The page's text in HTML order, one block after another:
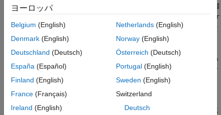
テキストを
の値の書
式を設定します。formatSpecが string 配列の場合、出力配列str
も string 配列となります。それ以外の場合、strは文字ベクトル
の cell 配列です。
compose formatSpec
内のエスケープ文字シーケンスも
変換します。エスケープ文字シーケンスは、出力されない文字を
表すか、改行やタブなどのアクションを指定します。
compose は、
キストを string 配列または文字ベクトルの cell 配列として返すこ
ヨーロッパ
Belgium (English)
Denmark (English)
Deutschland (Deutsch)
España (Español)
Finland (English)
France (Français)
Ireland (English)
Netherlands(English)
Norway(English)
Österreich (Deutsch)
Portugal(English)
Sweden (English)
Switzerland
Deutsch